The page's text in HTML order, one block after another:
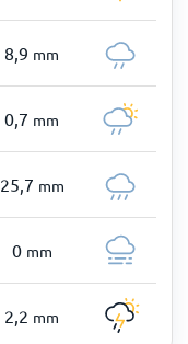
8,9 mm
0,7 mm
25,7 mm
0 mm
2,2 mm